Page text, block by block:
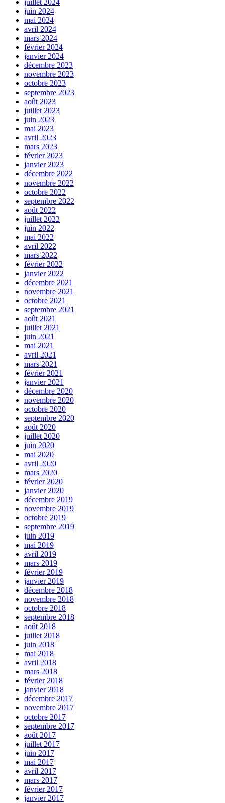
juin 2024
mai 2024
avril 2024
mars 2024
février 2024
janvier 2024
décembre 2023
novembre 2023
octobre 2023
septembre 2023
août 2023
juillet 2023
juin 2023
mai 2023
avril 2023
mars 2023
février 2023
janvier 2023
décembre 2022
novembre 2022
octobre 2022
septembre 2022
août 2022
juillet 2022
juin 2022
mai 2022
avril 2022
mars 2022
février 2022
janvier 2022
décembre 2021
novembre 2021
octobre 2021
septembre 2021
août 2021
juillet 2021
juin 2021
mai 2021
avril 2021
mars 2021
février 2021
janvier 2021
décembre 2020
novembre 2020
octobre 2020
septembre 2020
août 2020
juillet 2020
juin 2020
mai 2020
avril 2020
mars 2020
février 2020
janvier 2020
décembre 2019
novembre 2019
octobre 2019
septembre 2019
juin 2019
mai 2019
avril 2019
mars 2019
février 2019
janvier 2019
décembre 2018
novembre 2018
octobre 2018
septembre 2018
août 2018
juillet 2018
juin 2018
mai 2018
avril 2018
mars 2018
février 2018
janvier 2018
décembre 2017
novembre 2017
octobre 2017
septembre 2017
août 2017
juillet 2017
juin 2017
mai 2017
avril 2017
mars 2017
février 2017
janvier 2017